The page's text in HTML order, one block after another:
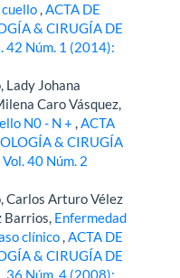
cuello,ACTA DE
& CIRUGÍA DE
42 Núm. 1 (2014):
Lady Johana
Caro Vásquez,
N0 - N +,ACTA
& CIRUGÍA
40 Núm. 2
Carlos Arturo Vélez
Barrios, Enfermedad
clínico,ACTA DE
& CIRUGÍA DE
36 Núm. 4 (2008):